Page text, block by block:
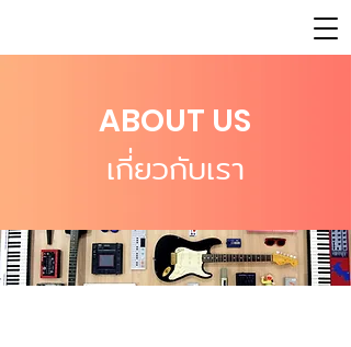
ABOUT US
เกี่ยวกับเรา